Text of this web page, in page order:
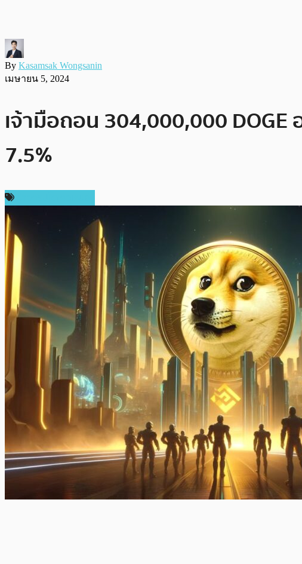
By Kasamsak Wongsanin
เมษายน 5, 2024
เจ้ามือถอน 304,000,000
7.5%